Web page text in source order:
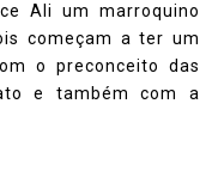
Ali um marroquino
começam a ter um
o preconceito das
e também com a